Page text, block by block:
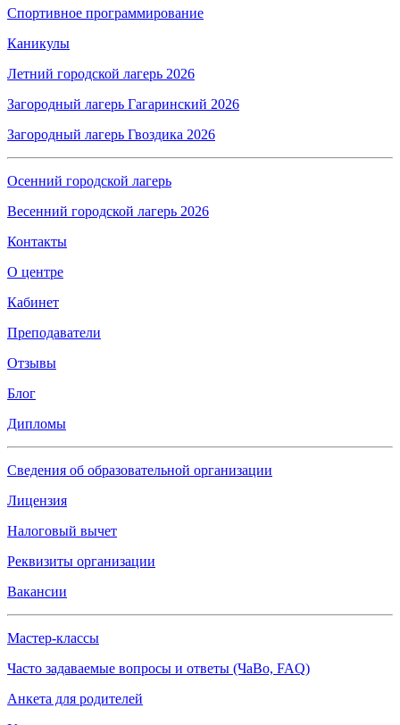
Спортивное программирование
Каникулы
Летний городской лагерь 2026
Загородный лагерь Гагаринский 2026
Загородный лагерь Гвоздика 2026
Осенний городской лагерь
Весенний городской лагерь 2026
Контакты
О центре
Кабинет
Преподаватели
Отзывы
Блог
Дипломы
Сведения об образовательной организации
Лицензия
Налоговый вычет
Реквизиты организации
Вакансии
Мастер-классы
Часто задаваемые вопросы и ответы (ЧаВо, FAQ)
Анкета для родителей